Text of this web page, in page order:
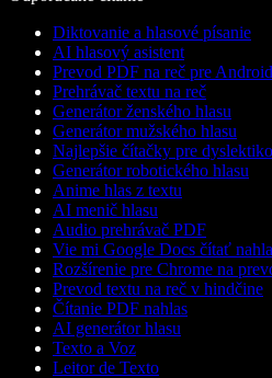
Diktovanie a hlasové písanie
AI hlasový asistent
Prevod PDF na reč pre Android
Prehrávač textu na reč
Generátor ženského hlasu
Generátor mužského hlasu
Najlepšie čítačky pre
Generátor robotického hlasu
Anime hlas z textu
AI menič hlasu
Audio prehrávač PDF
Vie mi Google Docs čítať
Rozšírenie pre Chrome na
Prevod textu na reč v hindčine
Čítanie PDF nahlas
AI generátor hlasu
Texto a Voz
Leitor de Texto